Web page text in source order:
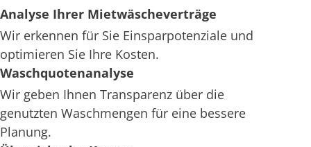
Analyse Ihrer Mietwäscheverträge
Wir erkennen für Sie Einsparpotenziale und
optimieren Sie Ihre Kosten.
Waschquotenanalyse
Wir geben Ihnen Transparenz über die
genutzten Waschmengen für eine bessere
Planung.